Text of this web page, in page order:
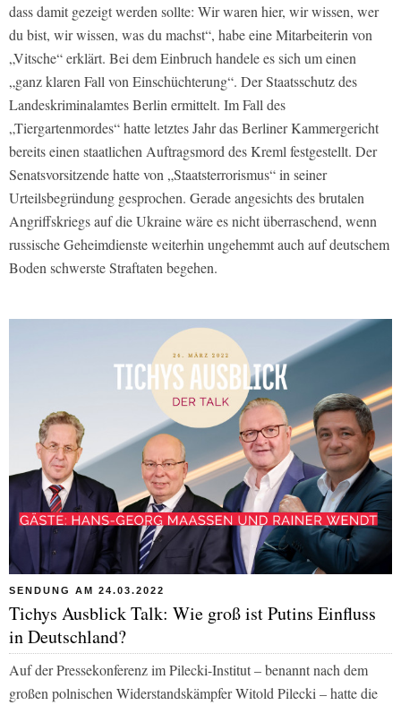
dass damit gezeigt werden sollte: Wir waren hier, wir wissen, wer
du bist, wir wissen, was du machst“, habe eine Mitarbeiterin von
„Vitsche“ erklärt. Bei dem Einbruch handele es sich um einen
„ganz klaren Fall von Einschüchterung“. Der Staatsschutz des
Landeskriminalamtes Berlin ermittelt. Im Fall des
„Tiergartenmordes“ hatte letztes Jahr das Berliner Kammergericht
bereits einen staatlichen Auftragsmord des Kreml festgestellt. Der
Senatsvorsitzende hatte von „Staatsterrorismus“ in seiner
Urteilsbegründung gesprochen. Gerade angesichts des brutalen
Angriffskriegs auf die Ukraine wäre es nicht überraschend, wenn
russische Geheimdienste weiterhin ungehemmt auch auf deutschem
Boden schwerste Straftaten begehen.
SENDUNG AM 24.03.2022
Tichys Ausblick Talk: Wie groß ist Putins Einfluss
in Deutschland?
Auf der Pressekonferenz im Pilecki-Institut – benannt nach dem
großen polnischen Widerstandskämpfer Witold Pilecki – hatte die